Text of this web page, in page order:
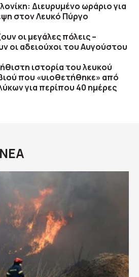
Διευρυμένο ωράριο για
στον Λευκό Πύργο
οι μεγάλες πόλεις –
οι αδειούχοι του Αυγούστου
ιστορία του λευκού
που «υιοθετήθηκε» από
για περίπου 40 ημέρες